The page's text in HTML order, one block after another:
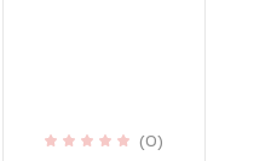
(0)